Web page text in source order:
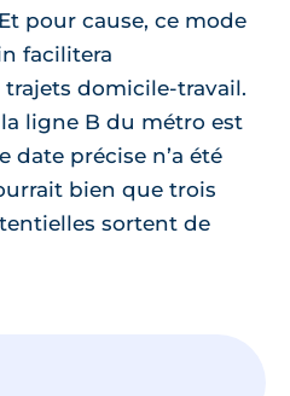
pour cause, ce mode
facilitera
domicile-travail.
ligne B du métro est
date précise n’a été
bien que trois
sortent de